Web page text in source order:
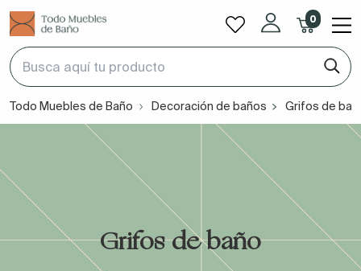
0
Todo Muebles de Baño Decoración de baños Grifos de
Grifos de baño